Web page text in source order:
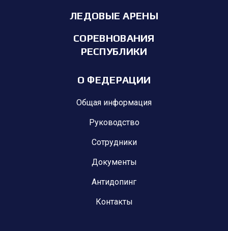
ЛЕДОВЫЕ АРЕНЫ
СОРЕВНОВАНИЯ
РЕСПУБЛИКИ
О ФЕДЕРАЦИИ
Общая информация
Руководство
Сотрудники
Документы
Антидопинг
Контакты